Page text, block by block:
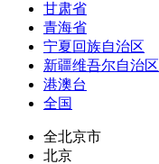
甘肃省
青海省
宁夏回族自治区
新疆维吾尔自治区
港澳台
全国
全北京市
北京